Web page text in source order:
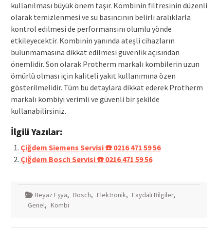
kullanılması büyük önem taşır. Kombinin filtresinin düzenli
olarak temizlenmesi ve su basıncının belirli aralıklarla
kontrol edilmesi de performansını olumlu yönde
etkileyecektir. Kombinin yanında ateşli cihazların
bulunmamasına dikkat edilmesi güvenlik açısından
önemlidir. Son olarak Protherm markalı kombilerin uzun
ömürlü olması için kaliteli yakıt kullanımına özen
gösterilmelidir. Tüm bu detaylara dikkat ederek Protherm
markalı kombiyi verimli ve güvenli bir şekilde
kullanabilirsiniz.
İlgili Yazılar:
Çiğdem Siemens Servisi ☎️ 0216 471 59 56
Çiğdem Bosch Servisi ☎️ 0216 471 59 56
Beyaz Eşya, Bosch, Elektronik, Faydalı Bilgiler,
Genel, Kombi